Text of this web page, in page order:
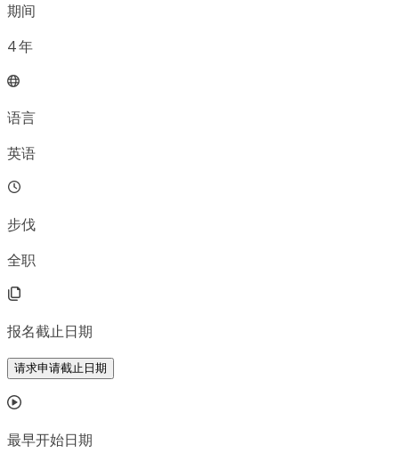
期间
4年
语言
英语
步伐
全职
报名截止日期
请求申请截止日期
最早开始日期